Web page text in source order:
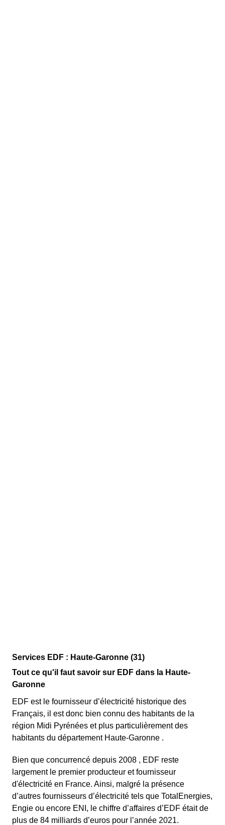
Services EDF : Haute-Garonne (31)
Tout ce qu'il faut savoir sur EDF dans la Haute-
Garonne
EDF est le fournisseur d’électricité historique des
Français, il est donc bien connu des habitants de la
région Midi Pyrénées et plus particulièrement des
habitants du département Haute-Garonne .
Bien que concurrencé depuis 2008 , EDF reste
largement le premier producteur et fournisseur
d'électricité en France. Ainsi, malgré la présence
d’autres fournisseurs d’électricité tels que TotalEnergies,
Engie ou encore ENI, le chiffre d’affaires d’EDF était de
plus de 84 milliards d’euros pour l’année 2021.